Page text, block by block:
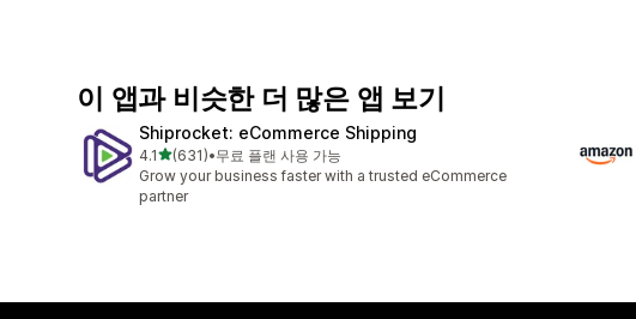
이 앱과 비슷한 더 많은 앱 보기
Shiprocket: eCommerce Shipping
4.1별 5개 중
(631)
총 리뷰 631개
•무료 플랜 사용 가능
Grow your business faster with a trusted eCommerce
partner